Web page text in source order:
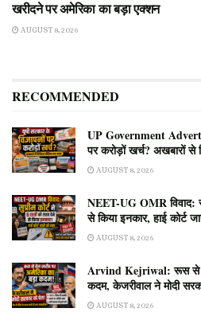
खरीदने पर अमेरिका का बड़ा एक्शन
AUGUST 8, 2026
RECOMMENDED
UP Government
पर करोड़ों खर्च? अखबारों से
AUGUST 8, 2026
NEET-UG OMR विवाद:
से किया इनकार, हाई कोर्ट
AUGUST 8, 2026
Arvind Kejriwal: रूस से
कदम, केजरीवाल ने मोदी
AUGUST 8, 2026